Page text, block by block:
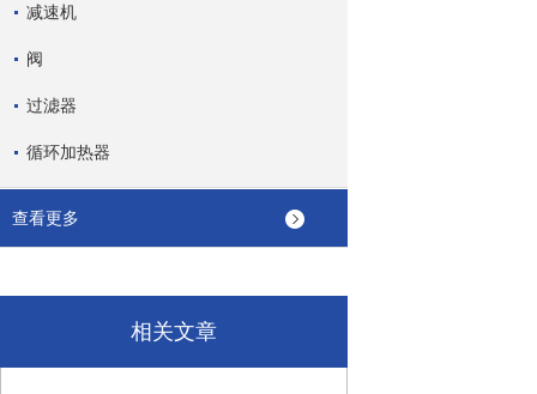
减速机
阀
过滤器
循环加热器
查看更多
相关文章